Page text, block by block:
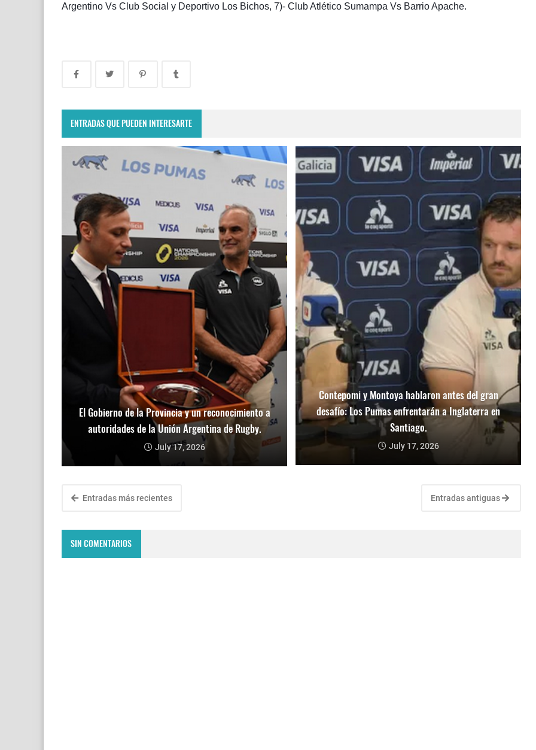
Argentino Vs Club Social y Deportivo Los Bichos, 7)- Club Atlético Sumampa Vs Barrio Apache.
ENTRADAS QUE PUEDEN INTERESARTE
El Gobierno de la Provincia y un reconocimiento a
autoridades de la Unión Argentina de Rugby.
July 17, 2026
Contepomi y Montoya hablaron antes del gran
desafío: Los Pumas enfrentarán a Inglaterra en
Santiago.
July 17, 2026
Entradas más recientes Entradas antiguas
SIN COMENTARIOS